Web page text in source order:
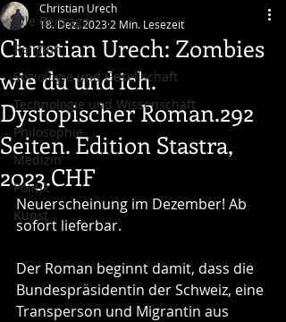
Alle Beiträge
Religion
Soziologie und Gesellschaft
Technologie und Wissenschaft
Philosophie
Medizin
Politik
Kunst
Christian Urech: Zombies
wie du und ich.
Dystopischer Roman.292
Seiten. Edition Stastra,
2023.CHF
Christian Urech
18. Dez. 2023 2 Min. Lesezeit
Neuerscheinung im Dezember! Ab
sofort lieferbar.
Der Roman beginnt damit, dass die
Bundespräsidentin der Schweiz, eine
Transperson und Migrantin aus